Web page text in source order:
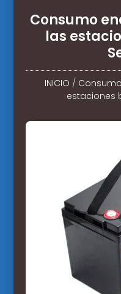
Consumo
las
INICIO /
estaciones